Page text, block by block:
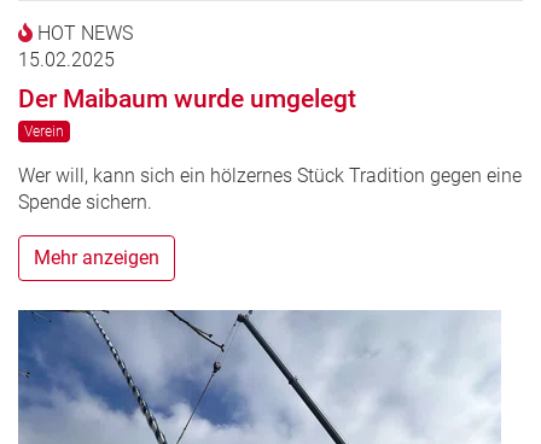
HOT NEWS
15.02.2025
Der Maibaum wurde umgelegt
Verein
Wer will, kann sich ein hölzernes Stück Tradition gegen eine
Spende sichern.
Mehr anzeigen